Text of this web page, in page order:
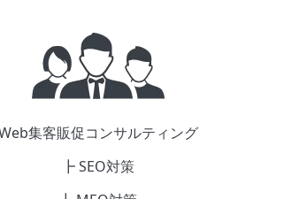
集客販促コンサルティング
┣ SEO対策